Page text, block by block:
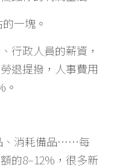
一塊。
行政人員的薪資，
退提撥，人事費用
。
、消耗備品……每
的8–12%，很多新